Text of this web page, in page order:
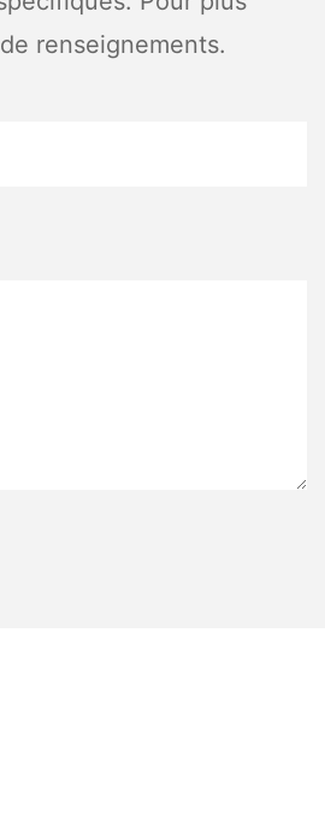
renseignements.